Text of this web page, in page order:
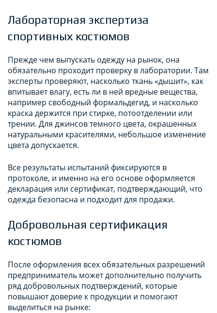
Лабораторная экспертиза
спортивных костюмов
Прежде чем выпускать одежду на рынок, она
обязательно проходит проверку в лаборатории. Там
эксперты проверяют, насколько ткань «дышит», как
впитывает влагу, есть ли в ней вредные вещества,
например свободный формальдегид, и насколько
краска держится при стирке, потоотделении или
трении. Для джинсов темного цвета, окрашенных
натуральными красителями, небольшое изменение
цвета допускается.
Все результаты испытаний фиксируются в
протоколе, и именно на его основе оформляется
декларация или сертификат, подтверждающий, что
одежда безопасна и подходит для продажи.
Добровольная сертификация
костюмов
После оформления всех обязательных разрешений
предприниматель может дополнительно получить
ряд добровольных подтверждений, которые
повышают доверие к продукции и помогают
выделиться на рынке: